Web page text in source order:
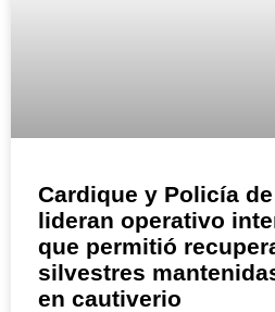
Cardique y Policía
lideran operativo
que permitió
silvestres
en cautiverio